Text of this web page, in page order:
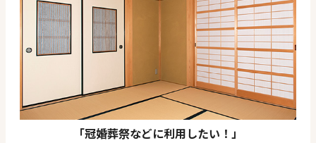
「冠婚葬祭などに利用したい！」